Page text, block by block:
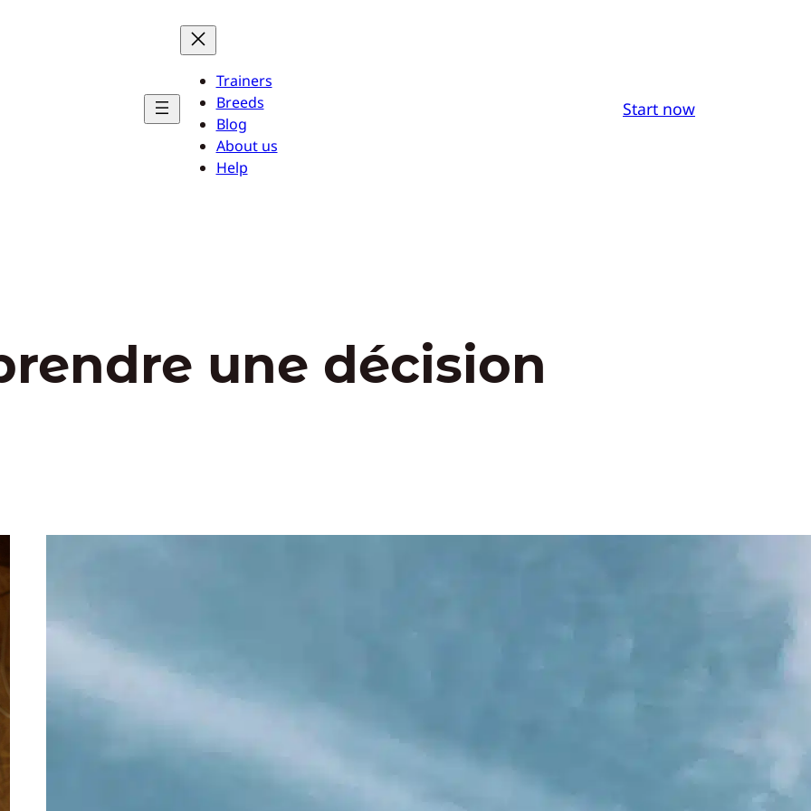
Trainers
Breeds
Blog
About us
Help
Start now
une décision